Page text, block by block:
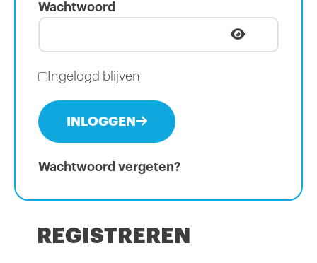
Wachtwoord
Ingelogd blijven
INLOGGEN
Wachtwoord vergeten?
REGISTREREN